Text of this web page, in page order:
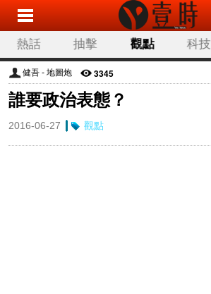
熱話 抽擊 觀點 科技
健吾 - 地圖炮 3345
誰要政治表態？
2016-06-27 觀點